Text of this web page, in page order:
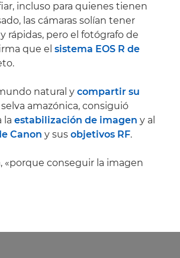
incluso para quienes tienen
las cámaras solían tener
rápidas, pero el fotógrafo de
que el sistema EOS R de
natural y compartir su
amazónica, consiguió
la estabilización de imagen y al
Canon y sus objetivos RF.
«porque conseguir la imagen